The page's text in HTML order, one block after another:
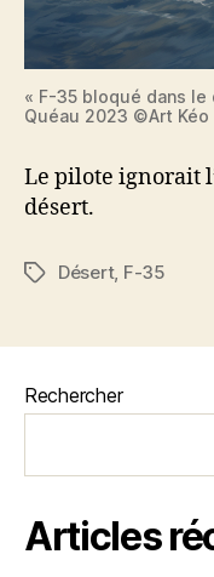
« F-35 bloqué dans
Quéau 2023 ©Art Kéo
Le pilote ignorait
désert.
Étiquettes
Désert, F-35
Rechercher
Articles